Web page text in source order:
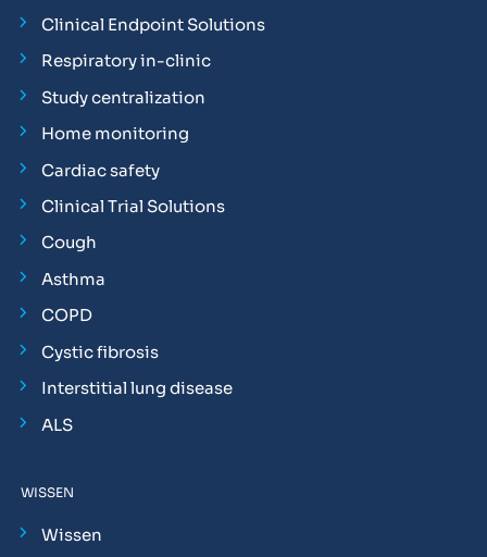
Clinical Endpoint Solutions
Respiratory in-clinic
Study centralization
Home monitoring
Cardiac safety
Clinical Trial Solutions
Cough
Asthma
COPD
Cystic fibrosis
Interstitial lung disease
ALS
WISSEN
Wissen